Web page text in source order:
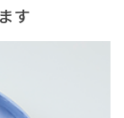
す